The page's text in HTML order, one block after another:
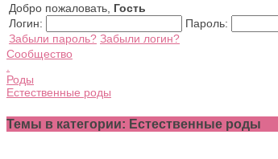
Добро пожаловать, Гость
Логин:
Пароль:
Забыли пароль? Забыли логин?
Сообщество
Роды
Естественные роды
Темы в категории: Естественные роды